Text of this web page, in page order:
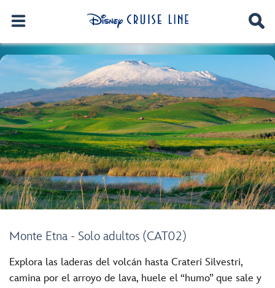
Monte Etna - Solo adultos (CAT02)
Explora las laderas del volcán hasta Crateri Silvestri,
camina por el arroyo de lava, huele el “humo” que sale y